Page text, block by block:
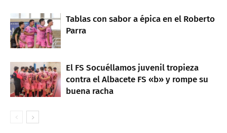
Tablas con sabor a épica en el Roberto
Parra
El FS Socuéllamos juvenil tropieza
contra el Albacete FS «b» y rompe su
buena racha